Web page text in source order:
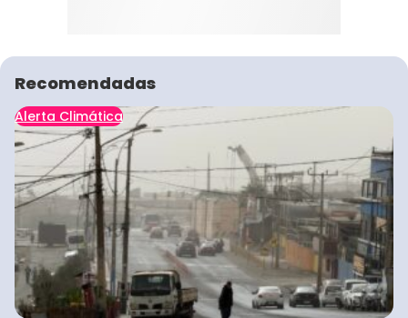
Recomendadas
Alerta Climática